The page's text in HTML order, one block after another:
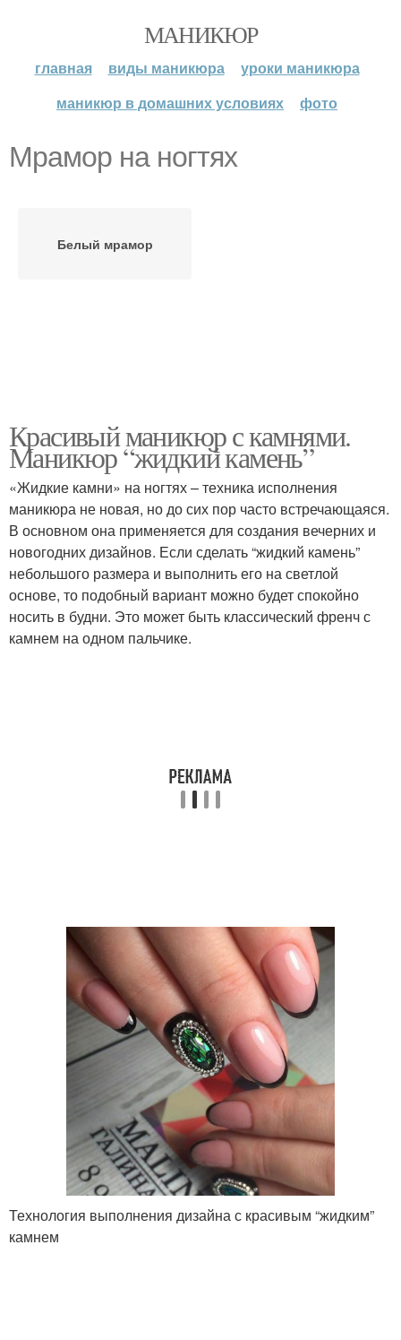
МАНИКЮР
главная виды маникюра
уроки маникюра
маникюр в домашних условиях
фото
Мрамор на ногтях
Белый мрамор
Красивый маникюр с камнями.
Маникюр “жидкий камень”
«Жидкие камни» на ногтях – техника исполнения
маникюра не новая, но до сих пор часто встречающаяся.
В основном она применяется для создания вечерних и
новогодних дизайнов. Если сделать “жидкий камень”
небольшого размера и выполнить его на светлой
основе, то подобный вариант можно будет спокойно
носить в будни. Это может быть классический френч с
камнем на одном пальчике.
Технология выполнения дизайна с красивым “жидким”
камнем